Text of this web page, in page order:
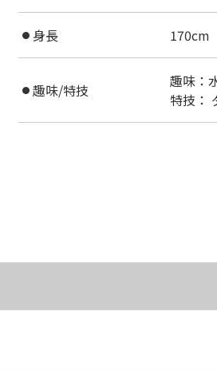
● 身長 170cm
● 趣味/特技
趣味：
特技：